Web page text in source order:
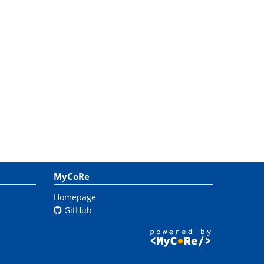
MyCoRe
Homepage
GitHub